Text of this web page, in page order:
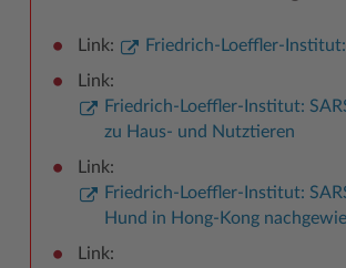
Link:
Friedrich-Loeffler-
Link:
Friedrich-Loeffler-Institut:
zu Haus- und Nutztieren
Link:
Friedrich-Loeffler-Institut:
Hund in Hong-Kong
Link: